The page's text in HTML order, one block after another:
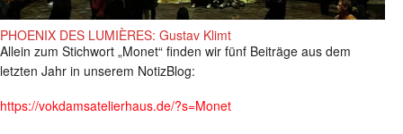
PHOENIX DES LUMIÈRES: Gustav Klimt
Allein zum Stichwort „Monet“ finden wir fünf Beiträge aus dem
letzten Jahr in unserem NotizBlog:
https://vokdamsatelierhaus.de/?s=Monet